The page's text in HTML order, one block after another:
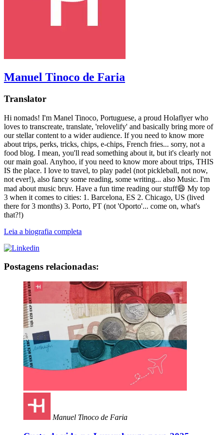
Manuel Tinoco de Faria
Translator
Hi nomads! I'm Manel Tinoco, Portuguese, a proud Holaflyer who
loves to transcreate, translate, 'relovelify' and basically bring more of
our stellar content to a wider audience. If you need to know more
about trips, perks, tricks, chips, e-chips, French fries... sorry, not a
food blog. I mean, you'll read something about it, but it's clearly not
our main goal. Anyhoo, if you need to know more about trips, THIS
IS the place. I love to travel, to play padel (not pickleball, not now,
not ever!), also fancy some reading, some writing... also Music. I'm
mad about music bruv. Have a fun time reading our stuff😄 My top
3 when it comes to cities: 1. Barcelona, ES 2. Chicago, US (lived
there for 3 months) 3. Porto, PT (not 'Oporto'... come on, what's
that?!)
Leia a biografia completa
Postagens relacionadas:
Manuel Tinoco de Faria